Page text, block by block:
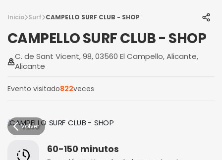
Inicio Surf CAMPELLO SURF CLUB - SHOP
CAMPELLO SURF CLUB - SHOP
C. de Sant Vicent, 98, 03560 El Campello, Alicante,
Alicante
Evento visitado822veces
Volver
60-150 minutos